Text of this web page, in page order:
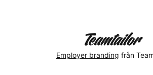
Employer branding från